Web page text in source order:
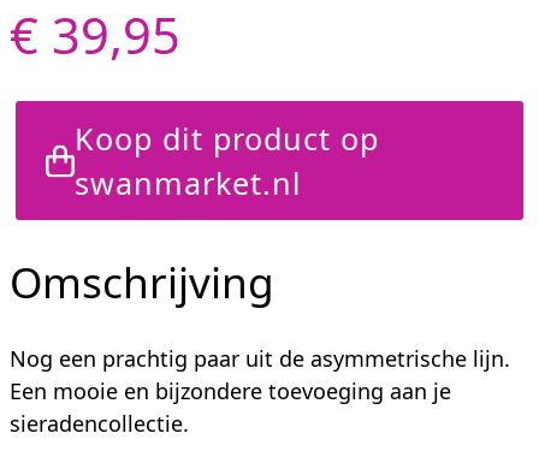
€ 39,95
Koop dit product op
swanmarket.nl
Omschrijving
Nog een prachtig paar uit de asymmetrische lijn.
Een mooie en bijzondere toevoeging aan je
sieradencollectie.